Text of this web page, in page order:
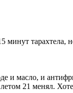
минут тарахтела,
и масло, и
21 менял.